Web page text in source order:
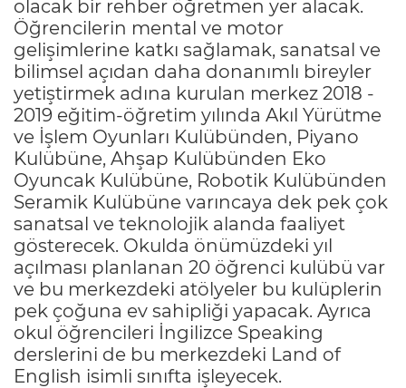
olacak bir rehber öğretmen yer alacak.
Öğrencilerin mental ve motor
gelişimlerine katkı sağlamak, sanatsal ve
bilimsel açıdan daha donanımlı bireyler
yetiştirmek adına kurulan merkez 2018 -
2019 eğitim-öğretim yılında Akıl Yürütme
ve İşlem Oyunları Kulübünden, Piyano
Kulübüne, Ahşap Kulübünden Eko
Oyuncak Kulübüne, Robotik Kulübünden
Seramik Kulübüne varıncaya dek pek çok
sanatsal ve teknolojik alanda faaliyet
gösterecek. Okulda önümüzdeki yıl
açılması planlanan 20 öğrenci kulübü var
ve bu merkezdeki atölyeler bu kulüplerin
pek çoğuna ev sahipliği yapacak. Ayrıca
okul öğrencileri İngilizce Speaking
derslerini de bu merkezdeki Land of
English isimli sınıfta işleyecek.